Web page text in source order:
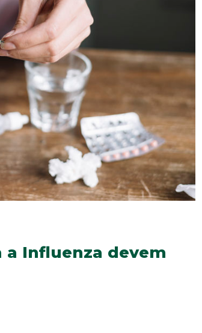
Influenza devem